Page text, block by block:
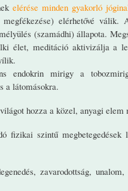
elérése minden gyakorló
megfékezése) elérhetővé
(szamádhi) állapota.
élet, meditáció aktivizálja a
endokrin mirigy a
a látomásokra.
hozza a közel, anyagi elem
fizikai szintű
zavarodottság,